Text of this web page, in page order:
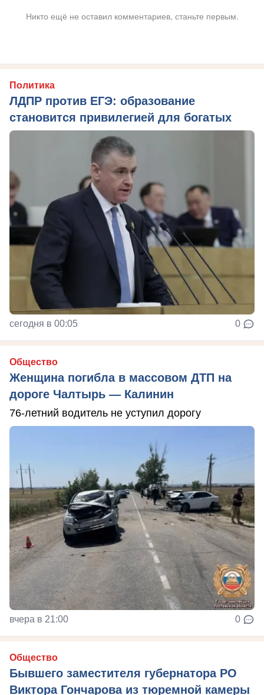
Никто ещё не оставил комментариев, станьте первым.
Политика
ЛДПР против ЕГЭ: образование
становится привилегией для богатых
сегодня в 00:05 0
Общество
Женщина погибла в массовом ДТП на
дороге Чалтырь — Калинин
76-летний водитель не уступил дорогу
вчера в 21:00 0
Общество
Бывшего заместителя губернатора РО
Виктора Гончарова из тюремной камеры